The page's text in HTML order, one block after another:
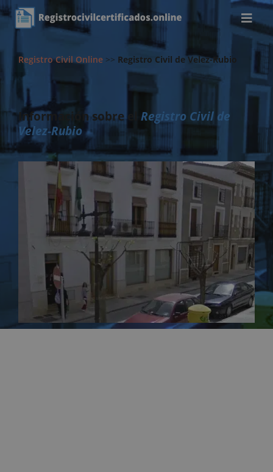
Registro Civil Online >> Registro Civil de Velez-Rubio
Información sobre el Registro Civil de
Velez-Rubio